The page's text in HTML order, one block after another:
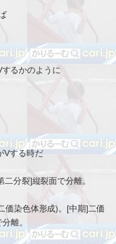
るかのように
Vする時だ
分裂]縦裂面で分離。
価染色体形成)。[中期]二価
離。